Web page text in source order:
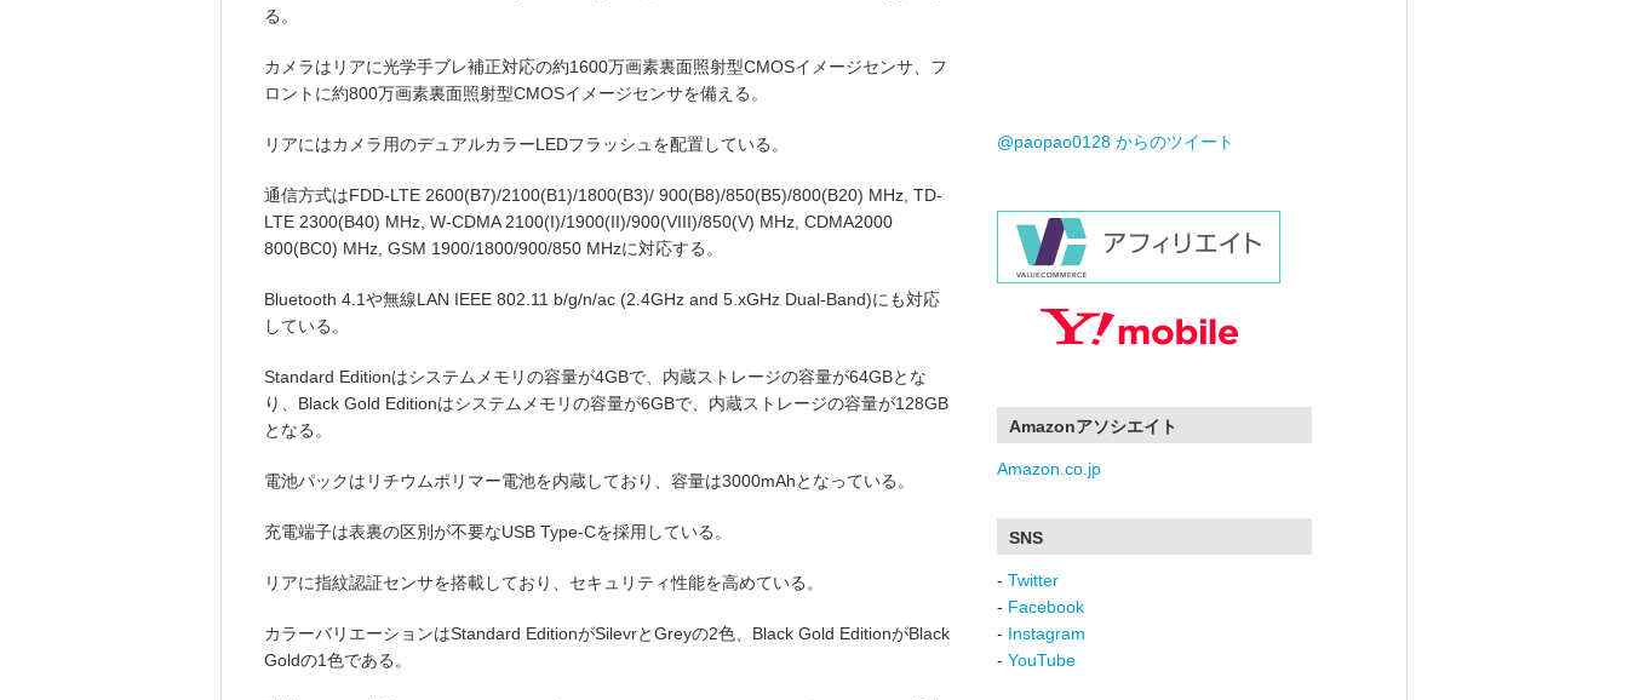
る。
カメラはリアに光学手ブレ補正対応の約1600万画素裏面照射型CMOSイメージセンサ、フ
ロントに約800万画素裏面照射型CMOSイメージセンサを備える。
リアにはカメラ用のデュアルカラーLEDフラッシュを配置している。
通信方式はFDD-LTE 2600(B7)/2100(B1)/1800(B3)/ 900(B8)/850(B5)/800(B20) MHz, TD-
LTE 2300(B40) MHz, W-CDMA 2100(I)/1900(II)/900(VIII)/850(V) MHz, CDMA2000
800(BC0) MHz, GSM 1900/1800/900/850 MHzに対応する。
Bluetooth 4.1や無線LAN IEEE 802.11 b/g/n/ac (2.4GHz and 5.xGHz Dual-Band)にも対応
している。
Standard Editionはシステムメモリの容量が4GBで、内蔵ストレージの容量が64GBとな
り、Black Gold Editionはシステムメモリの容量が6GBで、内蔵ストレージの容量が128GB
となる。
電池パックはリチウムポリマー電池を内蔵しており、容量は3000mAhとなっている。
充電端子は表裏の区別が不要なUSB Type-Cを採用している。
リアに指紋認証センサを搭載しており、セキュリティ性能を高めている。
カラーバリエーションはStandard EditionがSilevrとGreyの2色、Black Gold EditionがBlack
Goldの1色である。
@paopao0128 からのツイート
Amazonアソシエイト
Amazon.co.jp
SNS
- Twitter
- Facebook
- Instagram
- YouTube